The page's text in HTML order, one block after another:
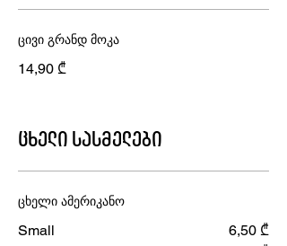
ცივი გრანდ მოკა
14,90 ₾
ცხელი სასმელები
ცხელი ამერიკანო
Small
6,50 ₾